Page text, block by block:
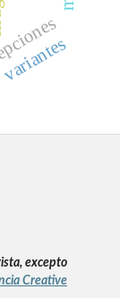
variantes
excepto
Creative